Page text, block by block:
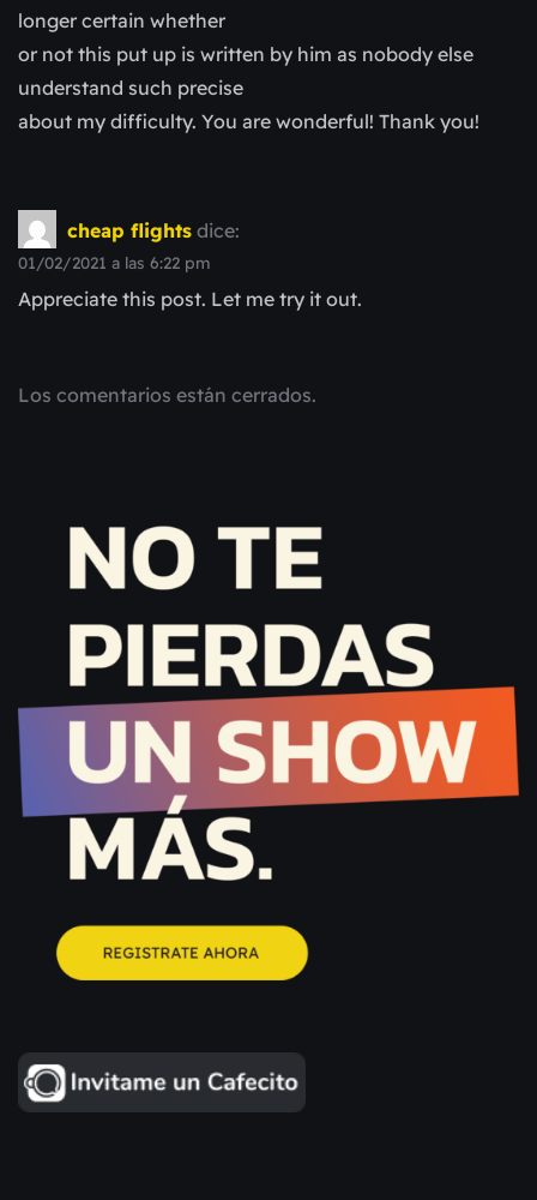
longer certain whether
or not this put up is written by him as nobody else
understand such precise
about my difficulty. You are wonderful! Thank you!
cheap flights dice:
01/02/2021 a las 6:22 pm
Appreciate this post. Let me try it out.
Los comentarios están cerrados.